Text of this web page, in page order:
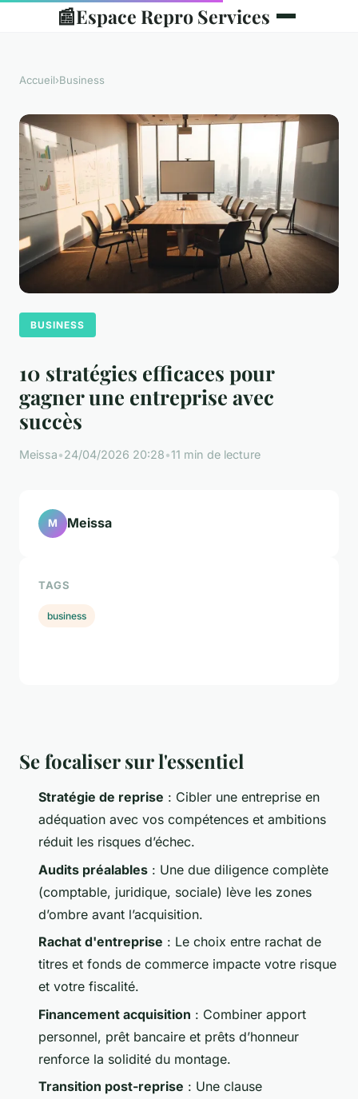
📰Espace Repro Services
Accueil›Business
BUSINESS
10 stratégies efficaces pour
gagner une entreprise avec
succès
Meissa•24/04/2026 20:28•11 min de lecture
Se focaliser sur l'essentiel
Stratégie de reprise : Cibler une entreprise en
adéquation avec vos compétences et ambitions
réduit les risques d’échec.
Audits préalables : Une due diligence complète
(comptable, juridique, sociale) lève les zones
d’ombre avant l’acquisition.
Rachat d'entreprise : Le choix entre rachat de
titres et fonds de commerce impacte votre risque
et votre fiscalité.
Financement acquisition : Combiner apport
personnel, prêt bancaire et prêts d’honneur
renforce la solidité du montage.
Transition post-reprise : Une clause
M Meissa
TAGS
business